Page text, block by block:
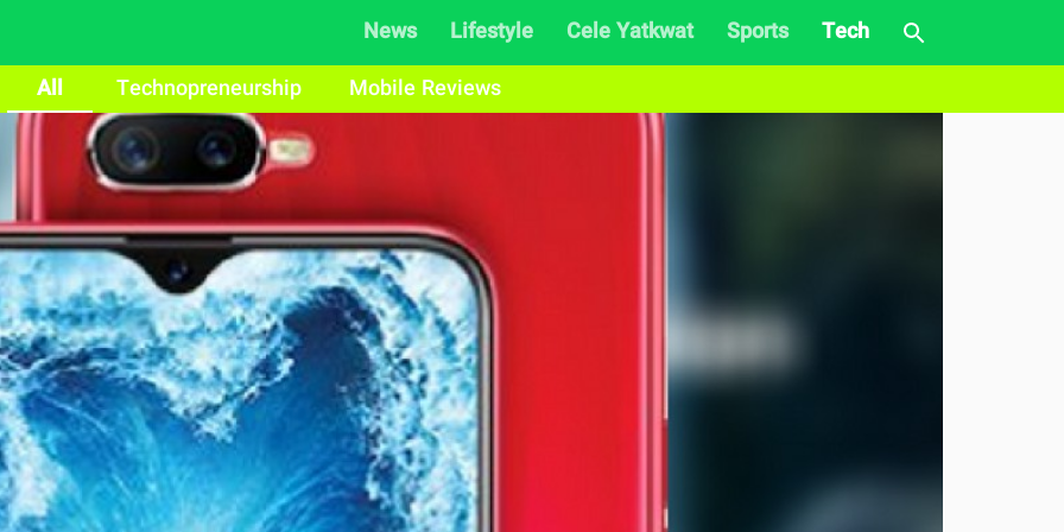
News Lifestyle Cele Yatkwat Sports
Tech
All
Technopreneurship Mobile Reviews